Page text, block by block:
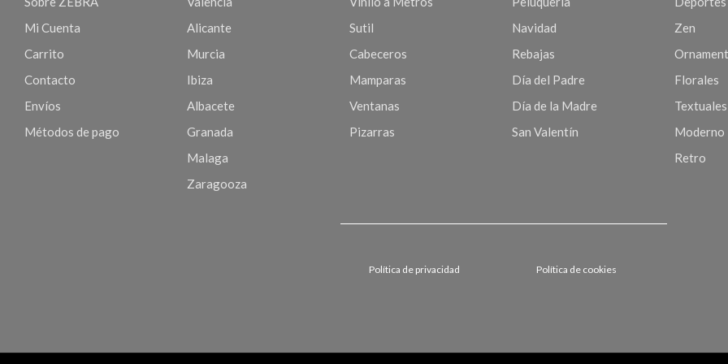
Mi Cuenta
Carrito
Contacto
Envíos
Métodos de pago
Alicante
Murcia
Ibiza
Albacete
Granada
Malaga
Zaragooza
Sutil
Cabeceros
Mamparas
Ventanas
Pizarras
Navidad
Rebajas
Día del Padre
Día de la Madre
San Valentín
Zen
Florales
Textuales
Moderno
Retro
Política de privacidad Política de cookies